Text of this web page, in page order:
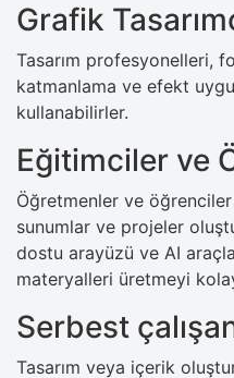
Grafik
Tasarım profesyonelleri,
katmanlama ve efekt
kullanabilirler.
Eğitimciler ve
Öğretmenler ve
sunumlar ve projeler
dostu arayüzü ve AI
materyalleri üretmeyi
Serbest
Tasarım veya içerik